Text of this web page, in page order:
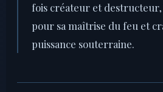
fois créateur et
pour sa maîtrise du feu et
puissance souterraine.